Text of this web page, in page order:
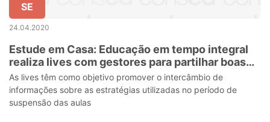
SE
24.04.2020
Estude em Casa: Educação em tempo integral
realiza lives com gestores para partilhar boas
práticas
As lives têm como objetivo promover o intercâmbio de
informações sobre as estratégias utilizadas no período de
suspensão das aulas